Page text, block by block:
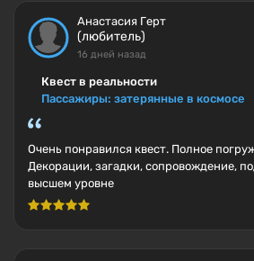
Анастасия Герт
(любитель)
16 дней назад
Квест в реальности
Пассажиры: затерянные в космосе
Очень понравился квест. Полное
Декорации, загадки, сопровождение,
высшем уровне